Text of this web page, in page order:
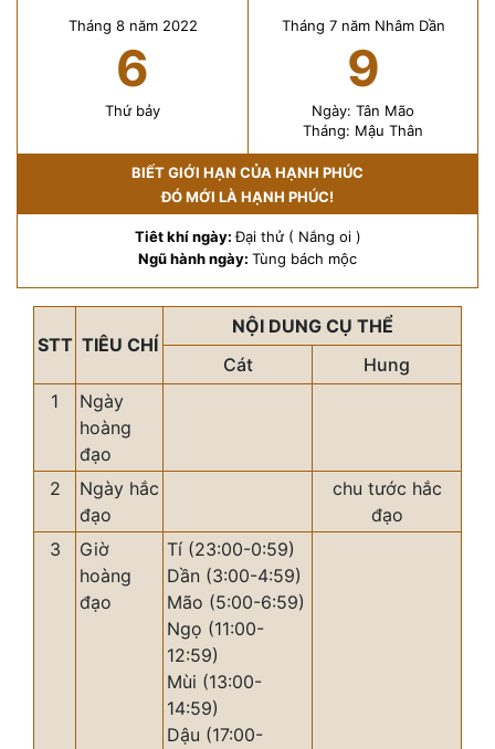
Tháng 8 năm 2022
6
Thứ bảy
Tháng 7 năm Nhâm Dần
9
Ngày: Tân Mão
Tháng: Mậu Thân
BIẾT GIỚI HẠN CỦA HẠNH PHÚC
ĐÓ MỚI LÀ HẠNH PHÚC!
Tiêt khí ngày:Đại thử ( Nắng oi )
Ngũ hành ngày: Tùng bách mộc
STT TIÊU CHÍ
NỘI DUNG CỤ THỂ
Cát
Hung
1
Ngày
hoàng
đạo
2
Ngày hắc
đạo
chu tước hắc
đạo
3
Giờ
hoàng
đạo
Tí (23:00-0:59)
Dần (3:00-4:59)
Mão (5:00-6:59)
Ngọ (11:00-
12:59)
Mùi (13:00-
14:59)
Dậu (17:00-